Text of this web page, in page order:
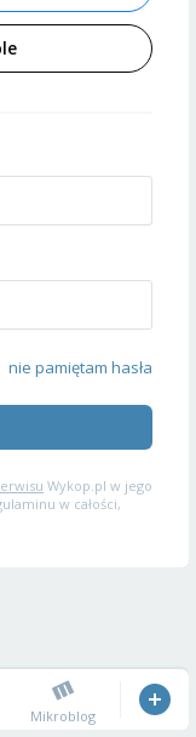
nie pamiętam hasła
Wykop.pl w jego
w całości,
Mikroblog